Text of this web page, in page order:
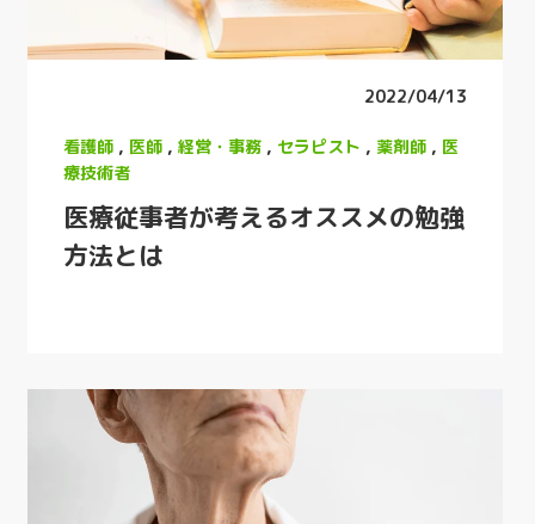
2022/04/13
看護師 , 医師 , 経営・事務 , セラピスト , 薬剤師 , 医
療技術者
医療従事者が考えるオススメの勉強
方法とは